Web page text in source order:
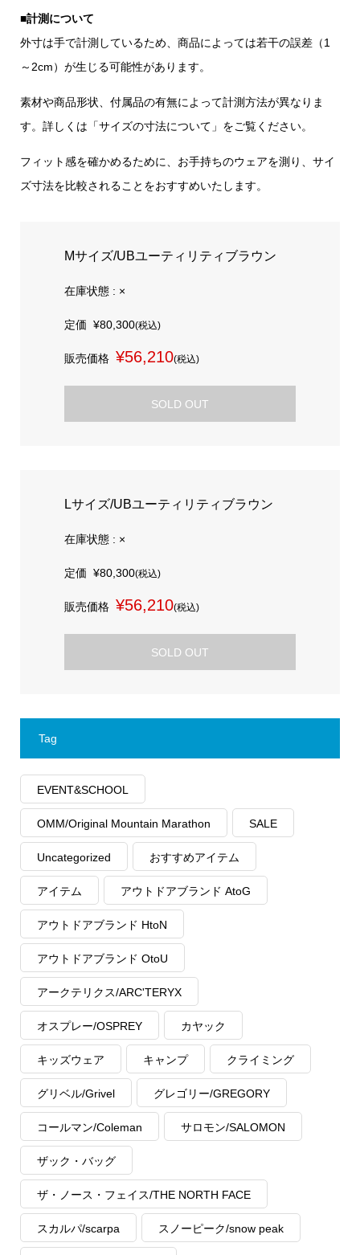
■計測について
外寸は手で計測しているため、商品によっては若干の誤差（1
～2cm）が生じる可能性があります。
素材や商品形状、付属品の有無によって計測方法が異なりま
す。詳しくは「サイズの寸法について」をご覧ください。
フィット感を確かめるために、お手持ちのウェアを測り、サイ
ズ寸法を比較されることをおすすめいたします。
Mサイズ/UBユーティリティブラウン
在庫状態 : ×
定価 ¥80,300(税込)
販売価格 ¥56,210(税込)
SOLD OUT
Lサイズ/UBユーティリティブラウン
在庫状態 : ×
定価 ¥80,300(税込)
販売価格 ¥56,210(税込)
SOLD OUT
Tag
EVENT&SCHOOL
OMM/Original Mountain Marathon SALE
Uncategorized おすすめアイテム
アイテム アウトドアブランド AtoG
アウトドアブランド HtoN
アウトドアブランド OtoU
アークテリクス/ARC'TERYX
オスプレー/OSPREY カヤック
キッズウェア キャンプ クライミング
グリベル/Grivel グレゴリー/GREGORY
コールマン/Coleman サロモン/SALOMON
ザック・バッグ
ザ・ノース・フェイス/THE NORTH FACE
スカルパ/scarpa スノーピーク/snow peak